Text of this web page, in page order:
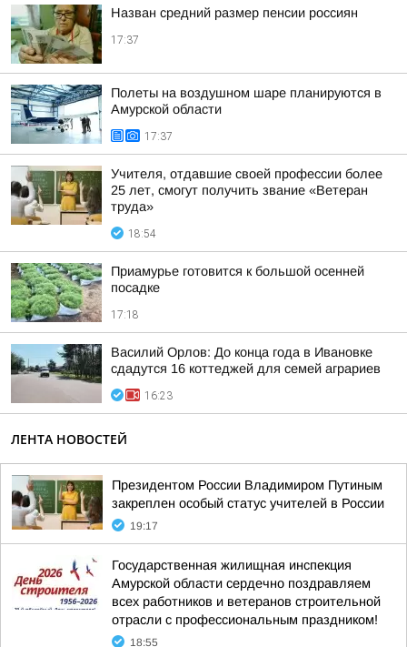
Назван средний размер пенсии россиян
17:37
Полеты на воздушном шаре планируются в
Амурской области
17:37
Учителя, отдавшие своей профессии более
25 лет, смогут получить звание «Ветеран
труда»
18:54
Приамурье готовится к большой осенней
посадке
17:18
Василий Орлов: До конца года в Ивановке
сдадутся 16 коттеджей для семей аграриев
16:23
ЛЕНТА НОВОСТЕЙ
Президентом России Владимиром Путиным
закреплен особый статус учителей в России
19:17
Государственная жилищная инспекция
Амурской области сердечно поздравляем
всех работников и ветеранов строительной
отрасли с профессиональным праздником!
18:55